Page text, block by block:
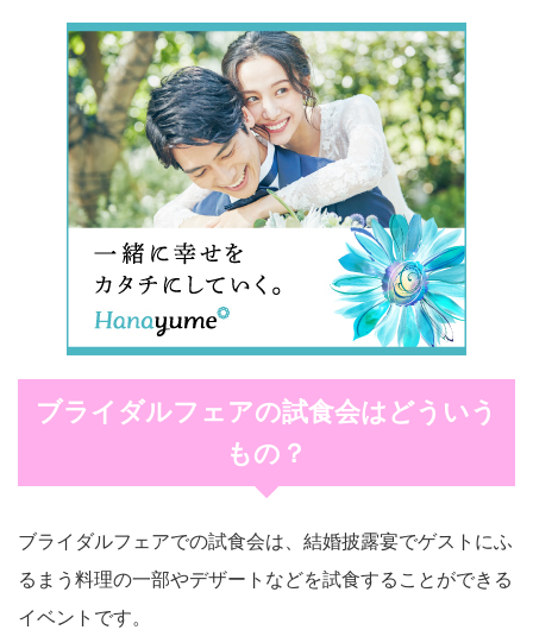
ブライダルフェアの試食会はどういう
もの？
ブライダルフェアでの試食会は、結婚披露宴でゲストにふ
るまう料理の一部やデザートなどを試食することができる
イベントです。